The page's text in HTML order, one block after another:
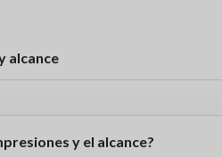
alcance
y el alcance?